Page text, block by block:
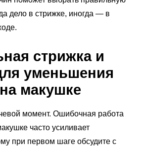
дело в стрижке, иногда — в
стрижка и
уменьшения
макушке
момент. Ошибочная работа
часто усиливает
при первом шаге обсудите с